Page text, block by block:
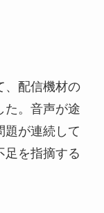
、配信機材の
た。音声が途
題が連続して
足を指摘する